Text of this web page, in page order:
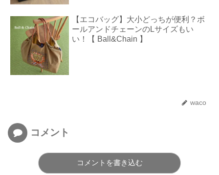
【エコバッグ】大小どっちが便利？ボ
ールアンドチェーンのLサイズもい
い！【 Ball&Chain 】
waco
コメント
コメントを書き込む